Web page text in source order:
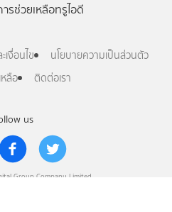
us
Group Company Limited.
รช่วยเหลือทรูไอดี
งื่อนไข
นโยบายความเป็นส่วนตัว
ลือ
ติดต่อเรา